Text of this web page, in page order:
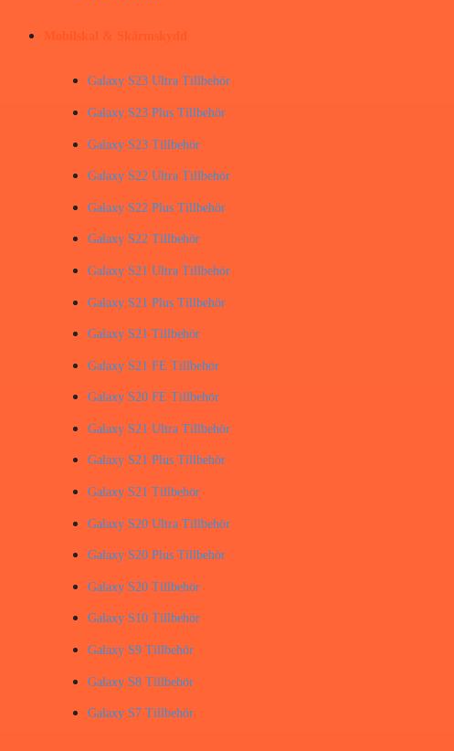
Galaxy S23 Ultra Tillbehör
Galaxy S23 Plus Tillbehör
Galaxy S23 Tillbehör
Galaxy S22 Ultra Tillbehör
Galaxy S22 Plus Tillbehör
Galaxy S22 Tillbehör
Galaxy S21 Ultra Tillbehör
Galaxy S21 Plus Tillbehör
Galaxy S21 Tillbehör
Galaxy S21 FE Tillbehör
Galaxy S20 FE Tillbehör
Galaxy S21 Ultra Tillbehör
Galaxy S21 Plus Tillbehör
Galaxy S21 Tillbehör
Galaxy S20 Ultra Tillbehör
Galaxy S20 Plus Tillbehör
Galaxy S20 Tillbehör
Galaxy S10 Tillbehör
Galaxy S9 Tillbehör
Galaxy S8 Tillbehör
Galaxy S7 Tillbehör